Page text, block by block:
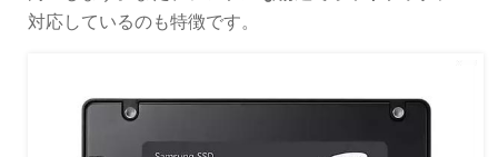
対応しているのも特徴です。